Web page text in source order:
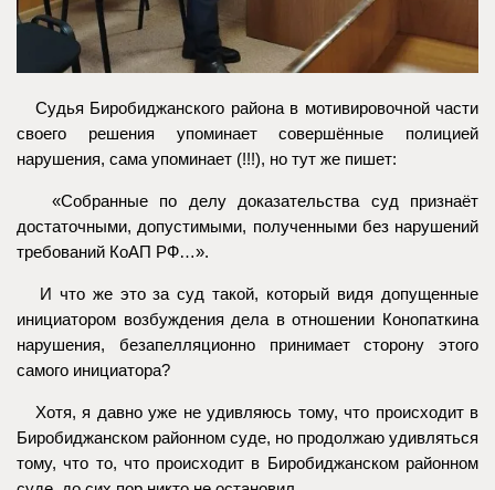
Судья Биробиджанского района в мотивировочной части
своего решения упоминает совершённые полицией
нарушения, сама упоминает (!!!), но тут же пишет:
«Собранные по делу доказательства суд признаёт
достаточными, допустимыми, полученными без нарушений
требований КоАП РФ…».
И что же это за суд такой, который видя допущенные
инициатором возбуждения дела в отношении Конопаткина
нарушения, безапелляционно принимает сторону этого
самого инициатора?
Хотя, я давно уже не удивляюсь тому, что происходит в
Биробиджанском районном суде, но продолжаю удивляться
тому, что то, что происходит в Биробиджанском районном